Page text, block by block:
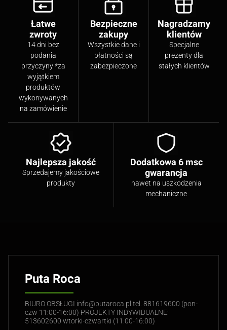
Łatwe
zwroty
14 dni bez
podania
przyczyny *za
wyjątkiem
produktów
wykonywanych
na zamówienie
Bezpieczne
zakupy
Wszystkie dane i
płatności są
zabezpieczone
Nagradzamy
klientów
Specjalne
prezenty dla
stałych klientów
Najlepsza jakość
Sprzedajemy jakościowe
produkty
Dodatkowa 6 msc
gwarancja
nawet na uszkodzenia
mechaniczne
Puta Roca
BIURO OBSŁUGI info@putaroca.pl tel. 881619600 (pon-
czw 11:00-16:00) PROJEKTY INDYWIDUALNE:
513602600 wtorki-czwartki (11:00-16:00)